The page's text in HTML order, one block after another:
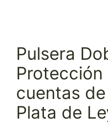
Pulsera
Protección
cuentas
Plata de